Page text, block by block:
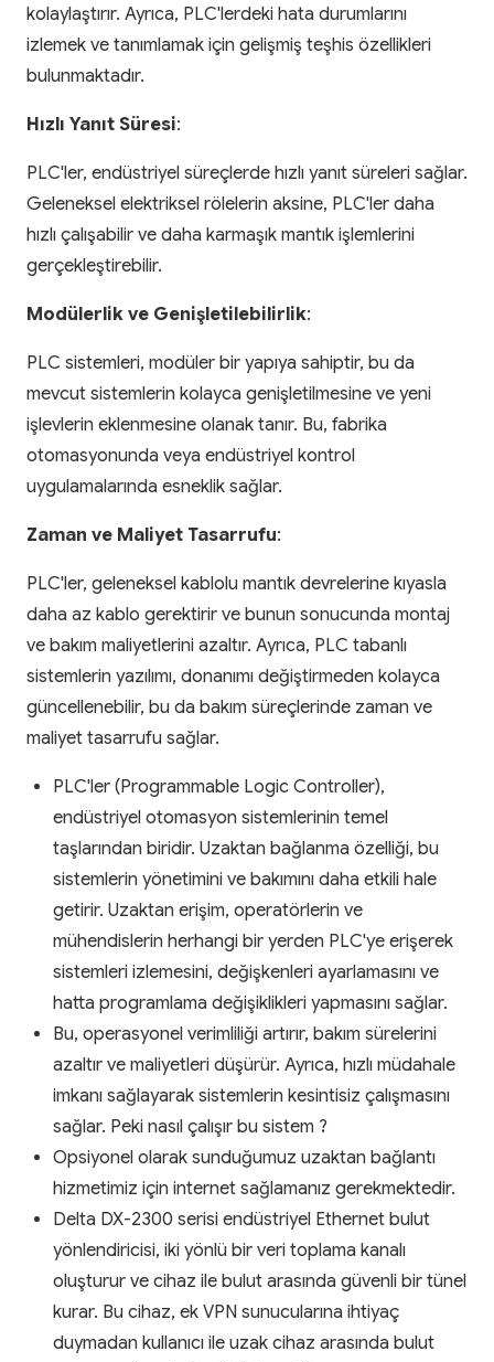
kolaylaştırır. Ayrıca, PLC'lerdeki hata durumlarını
izlemek ve tanımlamak için gelişmiş teşhis özellikleri
bulunmaktadır.
Hızlı Yanıt Süresi:
PLC'ler, endüstriyel süreçlerde hızlı yanıt süreleri sağlar.
Geleneksel elektriksel rölelerin aksine, PLC'ler daha
hızlı çalışabilir ve daha karmaşık mantık işlemlerini
gerçekleştirebilir.
Modülerlik ve Genişletilebilirlik:
PLC sistemleri, modüler bir yapıya sahiptir, bu da
mevcut sistemlerin kolayca genişletilmesine ve yeni
işlevlerin eklenmesine olanak tanır. Bu, fabrika
otomasyonunda veya endüstriyel kontrol
uygulamalarında esneklik sağlar.
Zaman ve Maliyet Tasarrufu:
PLC'ler, geleneksel kablolu mantık devrelerine kıyasla
daha az kablo gerektirir ve bunun sonucunda montaj
ve bakım maliyetlerini azaltır. Ayrıca, PLC tabanlı
sistemlerin yazılımı, donanımı değiştirmeden kolayca
güncellenebilir, bu da bakım süreçlerinde zaman ve
maliyet tasarrufu sağlar.
PLC'ler (Programmable Logic Controller),
endüstriyel otomasyon sistemlerinin temel
taşlarından biridir. Uzaktan bağlanma özelliği, bu
sistemlerin yönetimini ve bakımını daha etkili hale
getirir. Uzaktan erişim, operatörlerin ve
mühendislerin herhangi bir yerden PLC'ye erişerek
sistemleri izlemesini, değişkenleri ayarlamasını ve
hatta programlama değişiklikleri yapmasını sağlar.
Bu, operasyonel verimliliği artırır, bakım sürelerini
azaltır ve maliyetleri düşürür. Ayrıca, hızlı müdahale
imkanı sağlayarak sistemlerin kesintisiz çalışmasını
sağlar. Peki nasıl çalışır bu sistem ?
Opsiyonel olarak sunduğumuz uzaktan bağlantı
hizmetimiz için internet sağlamanız gerekmektedir.
Delta DX-2300 serisi endüstriyel Ethernet bulut
yönlendiricisi, iki yönlü bir veri toplama kanalı
oluşturur ve cihaz ile bulut arasında güvenli bir tünel
kurar. Bu cihaz, ek VPN sunucularına ihtiyaç
duymadan kullanıcı ile uzak cihaz arasında bulut